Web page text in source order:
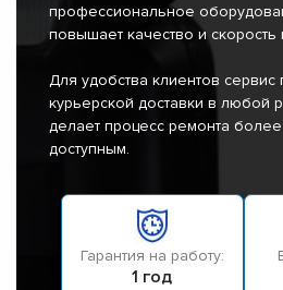
профессиональное
повышает качество и
Для удобства клиентов сервис
курьерской доставки в любой
делает процесс ремонта
доступным.
Гарантия на работу:
1 год